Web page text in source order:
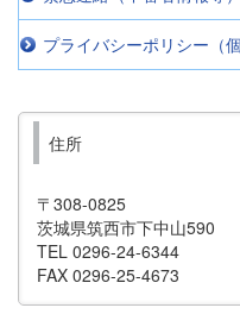
プライバシーポリシー（
住所
〒308-0825
茨城県筑西市下中山590
TEL 0296-24-6344
FAX 0296-25-4673